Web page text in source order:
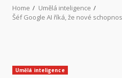
Home
Umělá inteligence
Šéf Google AI říká, že nové
Umělá inteligence